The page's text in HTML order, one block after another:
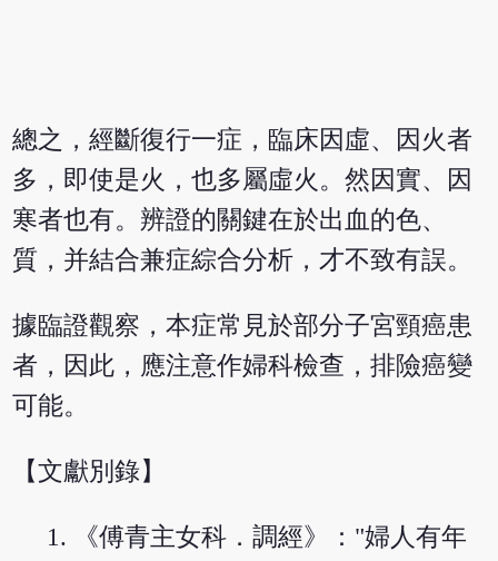
總之，經斷復行一症，臨床因虛、因火者
多，即使是火，也多屬虛火。然因實、因
寒者也有。辨證的關鍵在於出血的色、
質，并結合兼症綜合分析，才不致有誤。
據臨證觀察，本症常見於部分子宮頸癌患
者，因此，應注意作婦科檢查，排險癌變
可能。
【文獻別錄】
《傅青主女科．調經》："婦人有年